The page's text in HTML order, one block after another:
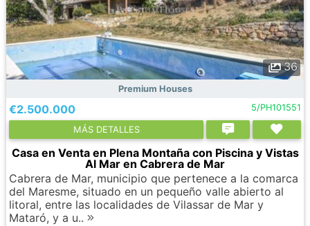
36
Premium Houses
€2.500.000 5/PH101551
МÁS DETALLES
Casa en Venta en Plena Montaña con Piscina y Vistas
Al Mar en Cabrera de Mar
Cabrera de Mar, municipio que pertenece a la comarca
del Maresme, situado en un pequeño valle abierto al
litoral, entre las localidades de Vilassar de Mar y
Mataró, y a u..